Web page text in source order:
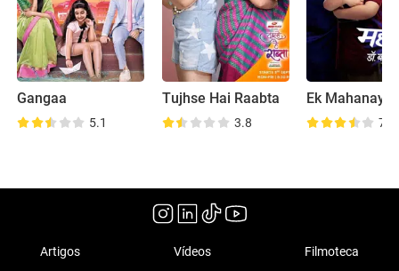
Gangaa
5.1
Tujhse Hai Raabta
3.8 7.4
Artigos Vídeos Filmoteca